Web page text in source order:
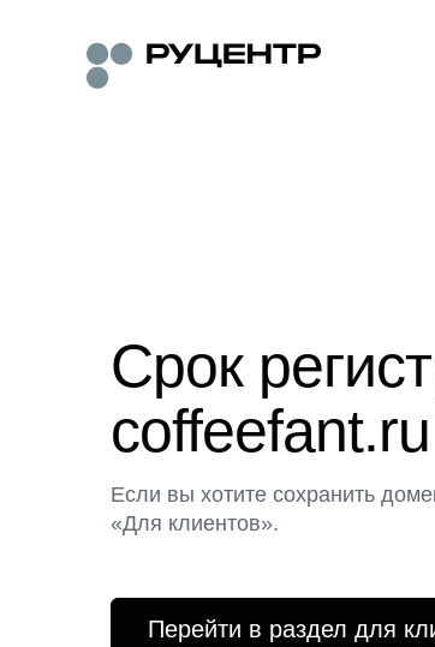
Срок
Если вы хотите сохранить
«Для клиентов».
Перейти в раздел для